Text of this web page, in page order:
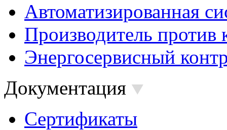
Автоматизированная
Производитель против
Энергосервисный
Документация
Сертификаты